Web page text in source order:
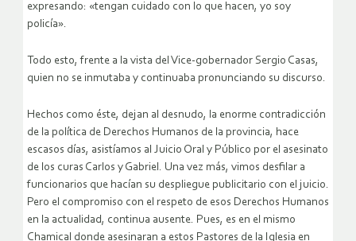
expresando: «tengan cuidado con lo que hacen, yo soy
policía».
Todo esto, frente a la vista del Vice-gobernador Sergio Casas,
quien no se inmutaba y continuaba pronunciando su discurso.
Hechos como éste, dejan al desnudo, la enorme contradicción
de la política de Derechos Humanos de la provincia, hace
escasos días, asistíamos al Juicio Oral y Público por el asesinato
de los curas Carlos y Gabriel. Una vez más, vimos desfilar a
funcionarios que hacían su despliegue publicitario con el juicio.
Pero el compromiso con el respeto de esos Derechos Humanos
en la actualidad, continua ausente. Pues, es en el mismo
Chamical donde asesinaran a estos Pastores de la Iglesia en